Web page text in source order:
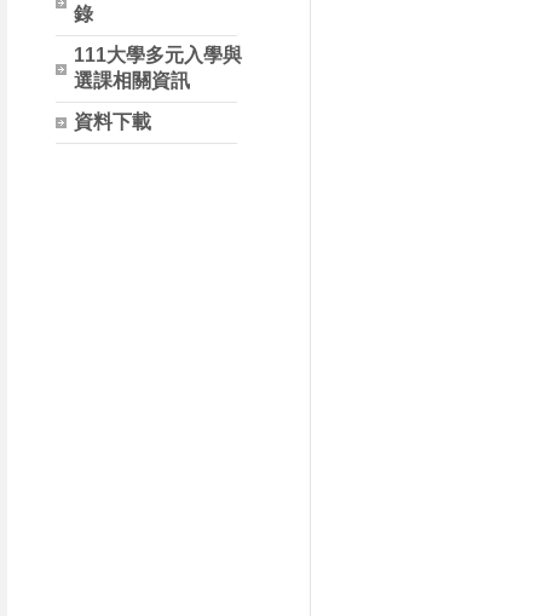
錄
111大學多元入學與
選課相關資訊
資料下載